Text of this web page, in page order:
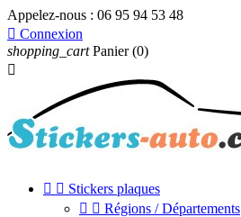
Appelez-nous : 06 95 94 53 48
 Connexion
shopping_cart Panier (0)

  Stickers plaques
  Régions / Départements